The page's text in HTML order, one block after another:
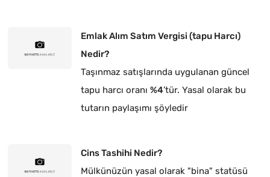
Emlak Alım Satım Vergisi (tapu Harcı)
Nedir?
Taşınmaz satışlarında uygulanan güncel
tapu harcı oranı %4’tür. Yasal olarak bu
tutarın paylaşımı şöyledir
Cins Tashihi Nedir?
Mülkünüzün yasal olarak "bina" statüsü